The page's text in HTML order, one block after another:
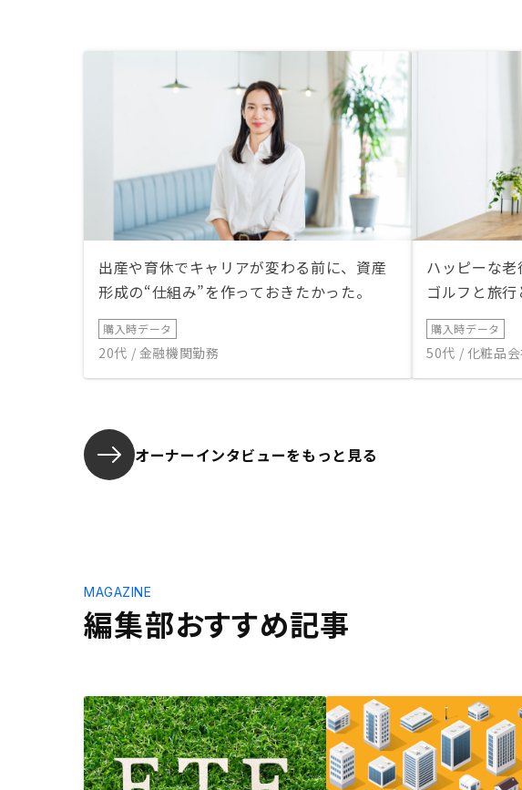
出産や育休でキャリアが変わる前に、資産
形成の“仕組み”を作っておきたかった。
購入時データ
20代 / 金融機関勤務
ハッピーな老
ゴルフと旅
購入時データ
50代 / 化粧品
オーナーインタビューをもっと見る
編集部おすすめ記事
MAGAZINE